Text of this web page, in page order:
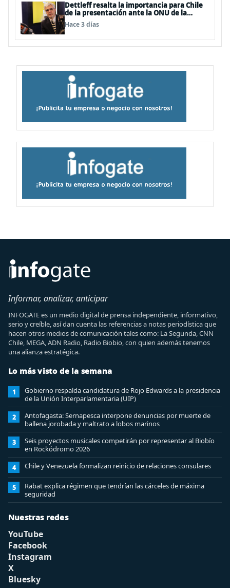
Dettleff resalta la importancia para Chile
de la presentación ante la ONU de la
Plataforma Continental Extendida del
Archipiélago Juan Fernández
Hace 3 días
Informar, analizar, anticipar
INFOGATE es un medio digital de prensa independiente, informativo,
serio y creíble, así dan cuenta las referencias a notas periodística que
hacen otros medios de comunicación tales como: La Segunda, CNN
Chile, MEGA, ADN Radio, Radio Biobio, con quien además tenemos
una alianza estratégica.
Lo más visto de la semana
1
Gobierno respalda candidatura de Rojo Edwards a la presidencia
de la Unión Interparlamentaria (UIP)
2
Antofagasta: Sernapesca interpone denuncias por muerte de
ballena jorobada y maltrato a lobos marinos
3
Seis proyectos musicales competirán por representar al Biobío
en Rockódromo 2026
4 Chile y Venezuela formalizan reinicio de relaciones consulares
5
Rabat explica régimen que tendrían las cárceles de máxima
seguridad
Nuestras redes
YouTube
Facebook
Instagram
X
Bluesky